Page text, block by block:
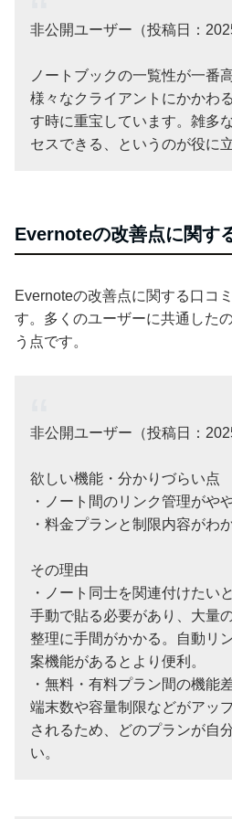
非公開ユーザー（投稿日：
ノートブックの一覧性が一番
様々なクライアントにかかわ
す時に重宝しています。雑多
セスできる、というのが役に
Evernoteの改善点に関す
Evernoteの改善点に関する口コ
す。多くのユーザーに共通した
う点です。
非公開ユーザー（投稿日：
欲しい機能・分かりづらい点
・ノート間のリンク管理がや
・料金プランと制限内容がわ
その理由
・ノート同士を関連付けたい
手動で貼る必要があり、大量
整理に手間がかかる。自動リ
案機能があるとより便利。
・無料・有料プラン間の機能
端末数や容量制限などがアッ
されるため、どのプランが自
い。